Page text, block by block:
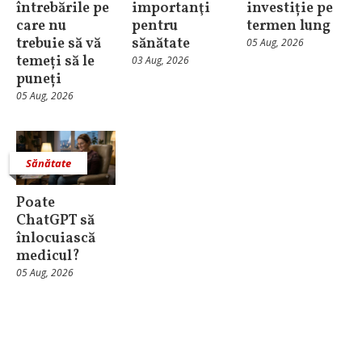
întrebările pe
care nu
trebuie să vă
temeți să le
puneți
05 Aug, 2026
importanţi
pentru
sănătate
03 Aug, 2026
investiție pe
termen lung
05 Aug, 2026
Sănătate
Poate
ChatGPT să
înlocuiască
medicul?
05 Aug, 2026